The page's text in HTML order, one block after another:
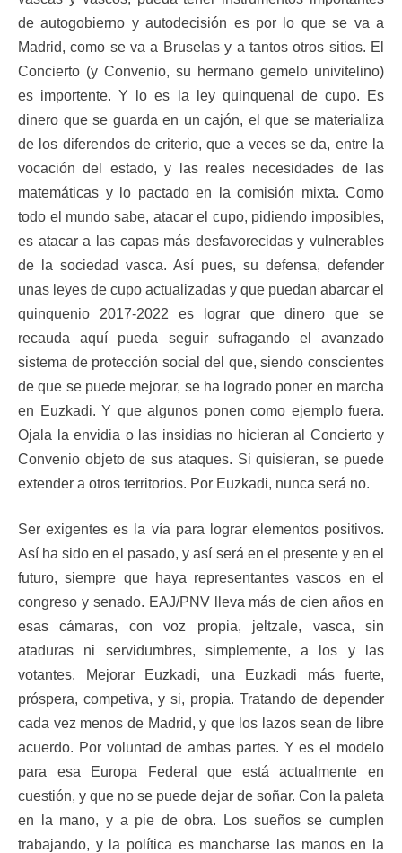
de autogobierno y autodecisión es por lo que se va a
Madrid, como se va a Bruselas y a tantos otros sitios. El
Concierto (y Convenio, su hermano gemelo univitelino)
es importente. Y lo es la ley quinquenal de cupo. Es
dinero que se guarda en un cajón, el que se materializa
de los diferendos de criterio, que a veces se da, entre la
vocación del estado, y las reales necesidades de las
matemáticas y lo pactado en la comisión mixta. Como
todo el mundo sabe, atacar el cupo, pidiendo imposibles,
es atacar a las capas más desfavorecidas y vulnerables
de la sociedad vasca. Así pues, su defensa, defender
unas leyes de cupo actualizadas y que puedan abarcar el
quinquenio 2017-2022 es lograr que dinero que se
recauda aquí pueda seguir sufragando el avanzado
sistema de protección social del que, siendo conscientes
de que se puede mejorar, se ha logrado poner en marcha
en Euzkadi. Y que algunos ponen como ejemplo fuera.
Ojala la envidia o las insidias no hicieran al Concierto y
Convenio objeto de sus ataques. Si quisieran, se puede
extender a otros territorios. Por Euzkadi, nunca será no.
Ser exigentes es la vía para lograr elementos positivos.
Así ha sido en el pasado, y así será en el presente y en el
futuro, siempre que haya representantes vascos en el
congreso y senado. EAJ/PNV lleva más de cien años en
esas cámaras, con voz propia, jeltzale, vasca, sin
ataduras ni servidumbres, simplemente, a los y las
votantes. Mejorar Euzkadi, una Euzkadi más fuerte,
próspera, competiva, y si, propia. Tratando de depender
cada vez menos de Madrid, y que los lazos sean de libre
acuerdo. Por voluntad de ambas partes. Y es el modelo
para esa Europa Federal que está actualmente en
cuestión, y que no se puede dejar de soñar. Con la paleta
en la mano, y a pie de obra. Los sueños se cumplen
trabajando, y la política es mancharse las manos en la